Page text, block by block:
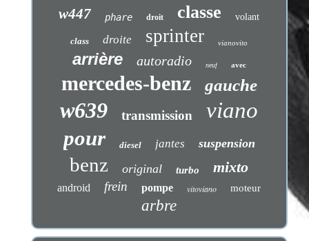
w447 phare droit classe volant
class droite sprinter vianovito
arrière autoradio neuf avec
mercedes-benz gauche
w639 transmission viano
pour diesel jantes suspension
benz original turbo mixto
android frein pompe vitoviano moteur
arbre